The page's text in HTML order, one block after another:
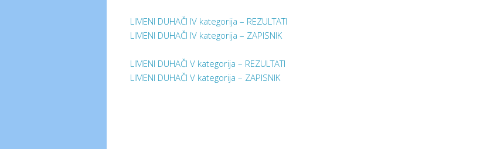
LIMENI DUHAČI IV kategorija – REZULTATI
LIMENI DUHAČI IV kategorija – ZAPISNIK
LIMENI DUHAČI V kategorija – REZULTATI
LIMENI DUHAČI V kategorija – ZAPISNIK